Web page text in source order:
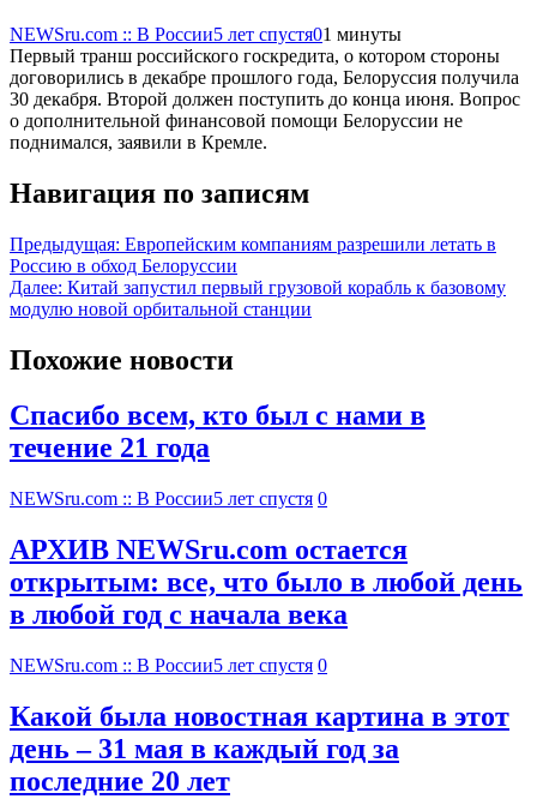
NEWSru.com :: В России5 лет спустя01 минуты
Первый транш российского госкредита, о котором стороны
договорились в декабре прошлого года, Белоруссия получила
30 декабря. Второй должен поступить до конца июня. Вопрос
о дополнительной финансовой помощи Белоруссии не
поднимался, заявили в Кремле.
Навигация по записям
Предыдущая: Европейским компаниям разрешили летать в
Россию в обход Белоруссии
Далее: Китай запустил первый грузовой корабль к базовому
модулю новой орбитальной станции
Похожие новости
Спасибо всем, кто был с нами в
течение 21 года
NEWSru.com :: В России5 лет спустя 0
АРХИВ NEWSru.com остается
открытым: все, что было в любой день
в любой год с начала века
NEWSru.com :: В России5 лет спустя 0
Какой была новостная картина в этот
день – 31 мая в каждый год за
последние 20 лет